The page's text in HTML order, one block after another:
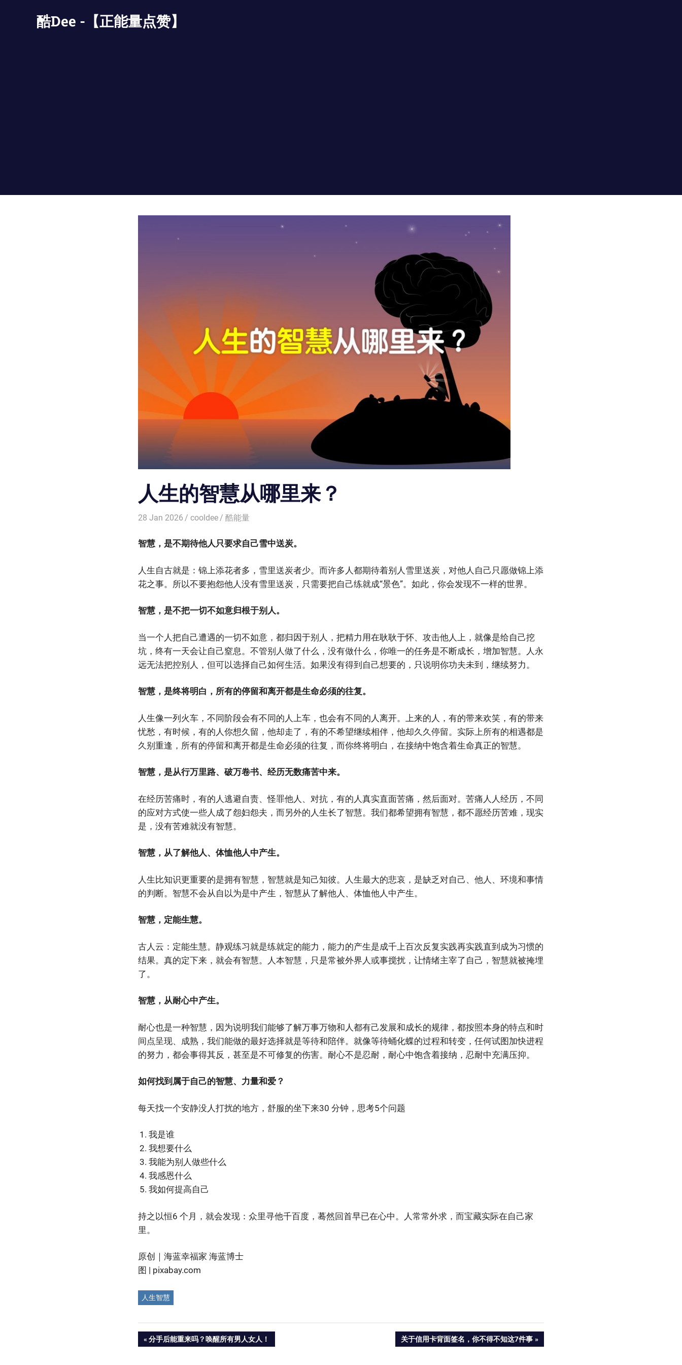
酷Dee -【正能量点赞】
人生的智慧从哪里来？
28 Jan 2026 cooldee 酷能量
智慧，是不期待他人只要求自己雪中送炭。
人生自古就是：锦上添花者多，雪里送炭者少。而许多人都期待着别人雪里送炭，对他人自己只愿做锦上添
花之事。所以不要抱怨他人没有雪里送炭，只需要把自己练就成“景色”。如此，你会发现不一样的世界。
智慧，是不把一切不如意归根于别人。
当一个人把自己遭遇的一切不如意，都归因于别人，把精力用在耿耿于怀、攻击他人上，就像是给自己挖
坑，终有一天会让自己窒息。不管别人做了什么，没有做什么，你唯一的任务是不断成长，增加智慧。人永
远无法把控别人，但可以选择自己如何生活。如果没有得到自己想要的，只说明你功夫未到，继续努力。
智慧，是终将明白，所有的停留和离开都是生命必须的往复。
人生像一列火车，不同阶段会有不同的人上车，也会有不同的人离开。上来的人，有的带来欢笑，有的带来
忧愁，有时候，有的人你想久留，他却走了，有的不希望继续相伴，他却久久停留。实际上所有的相遇都是
久别重逢，所有的停留和离开都是生命必须的往复，而你终将明白，在接纳中饱含着生命真正的智慧。
智慧，是从行万里路、破万卷书、经历无数痛苦中来。
在经历苦痛时，有的人逃避自责、怪罪他人、对抗，有的人真实直面苦痛，然后面对。苦痛人人经历，不同
的应对方式使一些人成了怨妇怨夫，而另外的人生长了智慧。我们都希望拥有智慧，都不愿经历苦难，现实
是，没有苦难就没有智慧。
智慧，从了解他人、体恤他人中产生。
人生比知识更重要的是拥有智慧，智慧就是知己知彼。人生最大的悲哀，是缺乏对自己、他人、环境和事情
的判断。智慧不会从自以为是中产生，智慧从了解他人、体恤他人中产生。
智慧，定能生慧。
古人云：定能生慧。静观练习就是练就定的能力，能力的产生是成千上百次反复实践再实践直到成为习惯的
结果。真的定下来，就会有智慧。人本智慧，只是常被外界人或事搅扰，让情绪主宰了自己，智慧就被掩埋
了。
智慧，从耐心中产生。
耐心也是一种智慧，因为说明我们能够了解万事万物和人都有己发展和成长的规律，都按照本身的特点和时
间点呈现、成熟，我们能做的最好选择就是等待和陪伴。就像等待蛹化蝶的过程和转变，任何试图加快进程
的努力，都会事得其反，甚至是不可修复的伤害。耐心不是忍耐，耐心中饱含着接纳，忍耐中充满压抑。
如何找到属于自己的智慧、力量和爱？
每天找一个安静没人打扰的地方，舒服的坐下来30 分钟，思考5个问题
我是谁
我想要什么
我能为别人做些什么
我感恩什么
我如何提高自己
持之以恒6 个月，就会发现：众里寻他千百度，蓦然回首早已在心中。人常常外求，而宝藏实际在自己家
里。
原创｜海蓝幸福家 海蓝博士
图 | pixabay.com
人生智慧
Post
PREVIOUS
分手后能重来吗？唤醒所有男人女人！
NEXT
关于信用卡背面签名，你不得不知这7件事